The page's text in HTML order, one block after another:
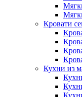
Кровати
Кухни из